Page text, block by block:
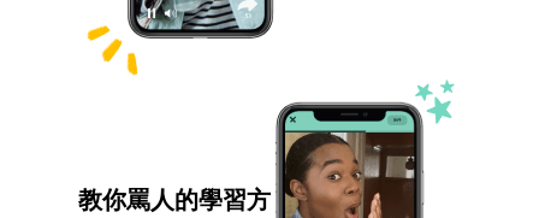
教你罵人的學習方